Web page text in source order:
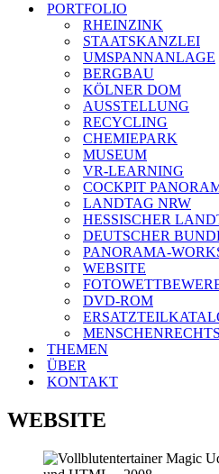
PORTFOLIO
RHEINZINK
STAATSKANZLEI
UMSPANNANLAGE
BERGBAU
KÖLNER DOM
AUSSTELLUNG
RECYCLING
CHEMIEPARK
MUSEUM
VR-LEARNING
COCKPIT
LANDTAG NRW
HESSISCHER
DEUTSCHER
PANORAMA-
WEBSITE
DVD-ROM
THEMEN
ÜBER
KONTAKT
WEBSITE